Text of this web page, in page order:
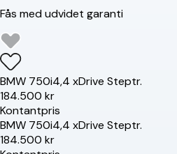
Fås med udvidet garanti
BMW 750i4,4 xDrive Steptr.
184.500 kr
Kontantpris
BMW 750i4,4 xDrive Steptr.
184.500 kr